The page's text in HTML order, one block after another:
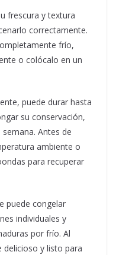
frescura y textura
correctamente.
frío,
o colócalo en un
puede durar hasta
su conservación,
Antes de
ambiente o
para recuperar
puede congelar
individuales y
por frío. Al
delicioso y listo para